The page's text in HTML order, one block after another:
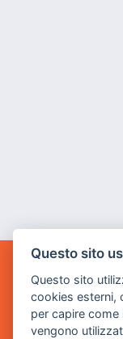
GAME WARP
BY POWER GAME SRL
Sede Legale
Questo sito
Questo sito
cookies esterni,
per capire
vengono